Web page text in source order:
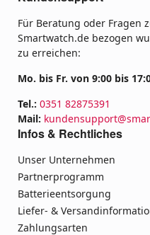
Für Beratung oder Fragen
Smartwatch.de bezogen
zu erreichen:
Mo. bis Fr. von 9:00 bis
Tel.: 0351 82875391
Mail:
Infos & Rechtliches
Unser Unternehmen
Partnerprogramm
Batterieentsorgung
Liefer- &
Zahlungsarten